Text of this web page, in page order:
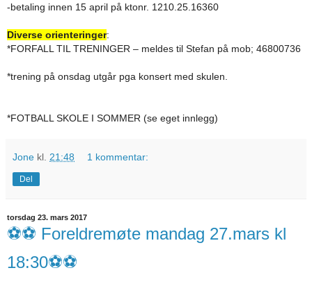
-betaling innen 15 april på ktonr. 1210.25.16360
Diverse orienteringer:
*FORFALL TIL TRENINGER – meldes til Stefan på mob; 46800736
*trening på onsdag utgår pga konsert med skulen.
*FOTBALL SKOLE I SOMMER (se eget innlegg)
Jone kl. 21:48 1 kommentar:
Del
torsdag 23. mars 2017
⚽️⚽️ Foreldremøte mandag 27.mars kl
18:30⚽️⚽️